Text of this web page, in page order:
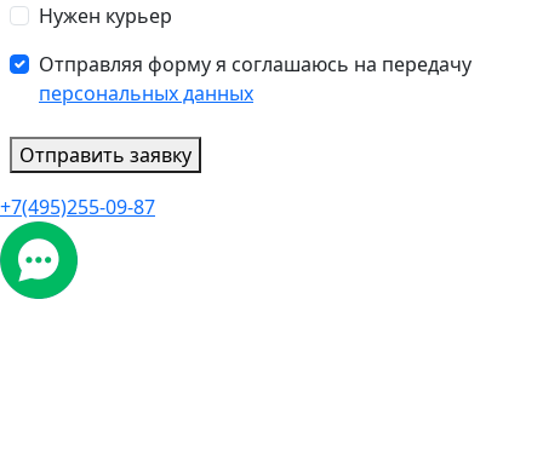
Нужен курьер
Отправляя форму я соглашаюсь на передачу
персональных данных
Отправить заявку
+7(495)255-09-87